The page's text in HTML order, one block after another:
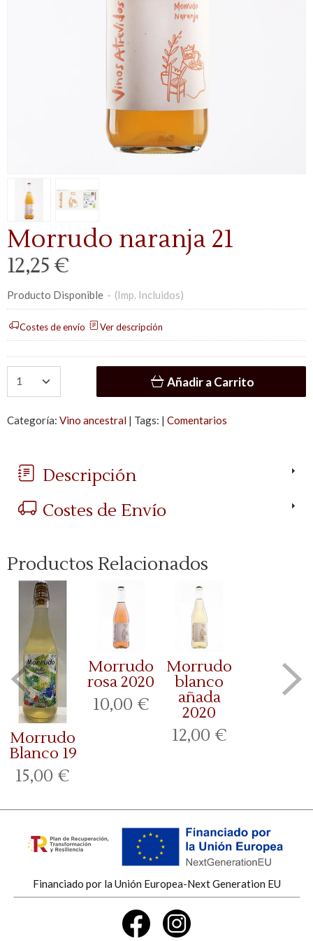
Morrudo naranja 21
12,25 €
Producto Disponible - (Imp. Incluidos)
Costes de envío Ver descripción
Añadir a Carrito
Categoría: Vino ancestral | Tags: | Comentarios
Descripción
Costes de Envío
Productos Relacionados
Morrudo
Blanco 19
15,00 €
Morrudo
rosa 2020
10,00 €
Morrudo
blanco
añada
2020
12,00 €
Financiado por la Unión Europea-Next Generation EU